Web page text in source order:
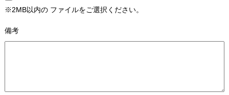
※2MB以内の ファイルをご選択ください。
備考